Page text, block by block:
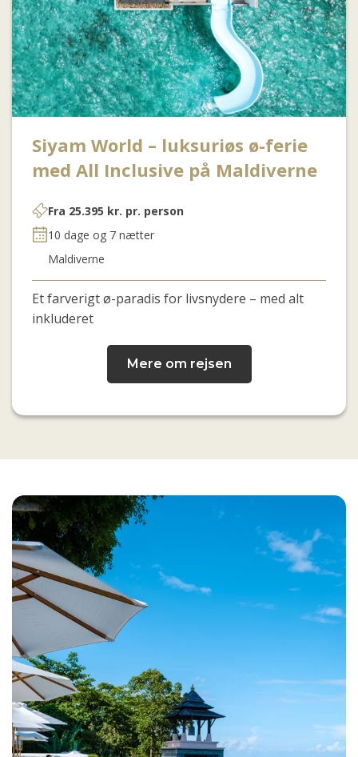
Siyam World – luksuriøs ø-ferie
med All Inclusive på Maldiverne
Fra 25.395 kr. pr. person
10 dage og 7 nætter
Maldiverne
Et farverigt ø-paradis for livsnydere – med alt
inkluderet
Mere om rejsen